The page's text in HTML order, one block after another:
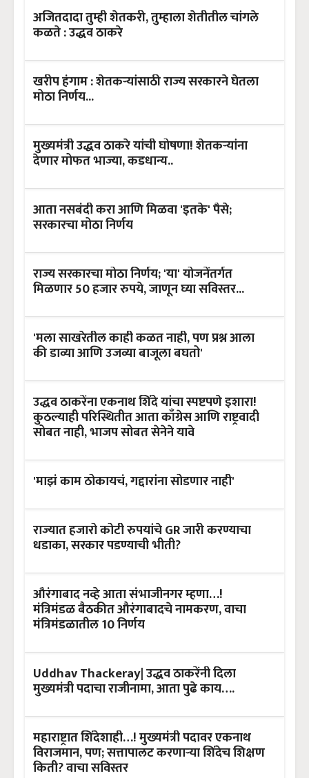
अजितदादा तुम्ही शेतकरी, तुम्हाला शेतीतील चांगले
कळते : उद्धव ठाकरे
खरीप हंगाम : शेतकऱ्यांसाठी राज्य सरकारने घेतला
मोठा निर्णय...
मुख्यमंत्री उद्धव ठाकरे यांची घोषणा! शेतकऱ्यांना
देणार मोफत भाज्या, कडधान्य..
आता नसबंदी करा आणि मिळवा 'इतके' पैसे;
सरकारचा मोठा निर्णय
राज्य सरकारचा मोठा निर्णय; 'या' योजनेंतर्गत
मिळणार 50 हजार रुपये, जाणून घ्या सविस्तर...
'मला साखरेतील काही कळत नाही, पण प्रश्न आला
की डाव्या आणि उजव्या बाजूला बघतो'
उद्धव ठाकरेंना एकनाथ शिंदे यांचा स्पष्टपणे इशारा!
कुठल्याही परिस्थितीत आता काँग्रेस आणि राष्ट्रवादी
सोबत नाही, भाजप सोबत सेनेने यावे
'माझं काम ठोकायचं, गद्दारांना सोडणार नाही'
राज्यात हजारो कोटी रुपयांचे GR जारी करण्याचा
धडाका, सरकार पडण्याची भीती?
औरंगाबाद नव्हे आता संभाजीनगर म्हणा…!
मंत्रिमंडळ बैठकीत औरंगाबादचे नामकरण, वाचा
मंत्रिमंडळातील 10 निर्णय
Uddhav Thackeray| उद्धव ठाकरेंनी दिला
मुख्यमंत्री पदाचा राजीनामा, आता पुढे काय….
महाराष्ट्रात शिंदेशाही…! मुख्यमंत्री पदावर एकनाथ
विराजमान, पण; सत्तापालट करणाऱ्या शिंदेच शिक्षण
किती? वाचा सविस्तर